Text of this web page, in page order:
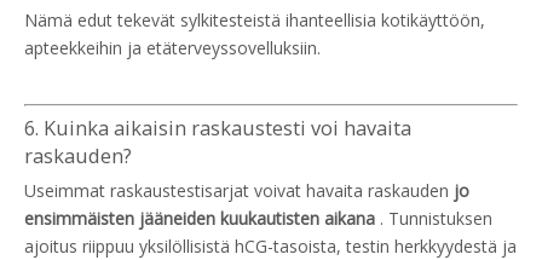
Nämä edut tekevät sylkitesteistä ihanteellisia kotikäyttöön,
apteekkeihin ja etäterveyssovelluksiin.
6. Kuinka aikaisin raskaustesti voi havaita
raskauden?
Useimmat raskaustestisarjat voivat havaita raskauden jo
ensimmäisten jääneiden kuukautisten aikana . Tunnistuksen
ajoitus riippuu yksilöllisistä hCG-tasoista, testin herkkyydestä ja